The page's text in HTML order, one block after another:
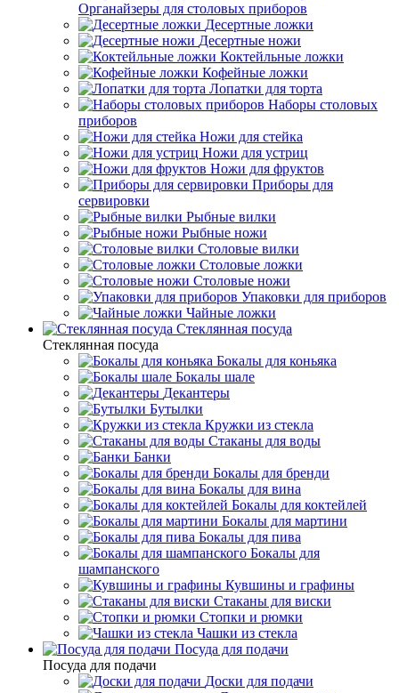
Органайзеры для столовых приборов
Десертные ложки
Десертные ножи
Коктейльные ложки
Кофейные ложки
Лопатки для торта
Наборы столовых
приборов
Ножи для стейка
Ножи для устриц
Ножи для фруктов
Приборы для
сервировки
Рыбные вилки
Рыбные ножи
Столовые вилки
Столовые ложки
Столовые ножи
Упаковки для приборов
Чайные ложки
Стеклянная посуда
Стеклянная посуда
Бокалы для коньяка
Бокалы шале
Декантеры
Бутылки
Кружки из стекла
Стаканы для воды
Банки
Бокалы для бренди
Бокалы для вина
Бокалы для коктейлей
Бокалы для мартини
Бокалы для пива
Бокалы для
шампанского
Кувшины и графины
Стаканы для виски
Стопки и рюмки
Чашки из стекла
Посуда для подачи
Посуда для подачи
Доски для подачи